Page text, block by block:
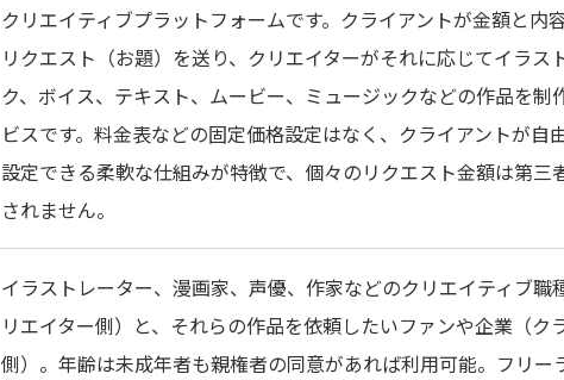
クリエイティブプラットフォームです。クライアントが金額と内
リクエスト（お題）を送り、クリエイターがそれに応じてイラス
ク、ボイス、テキスト、ムービー、ミュージックなどの作品を制
ビスです。料金表などの固定価格設定はなく、クライアントが自
設定できる柔軟な仕組みが特徴で、個々のリクエスト金額は第三
されません。
イラストレーター、漫画家、声優、作家などのクリエイティブ職
リエイター側）と、それらの作品を依頼したいファンや企業（ク
側）。年齢は未成年者も親権者の同意があれば利用可能。フリー